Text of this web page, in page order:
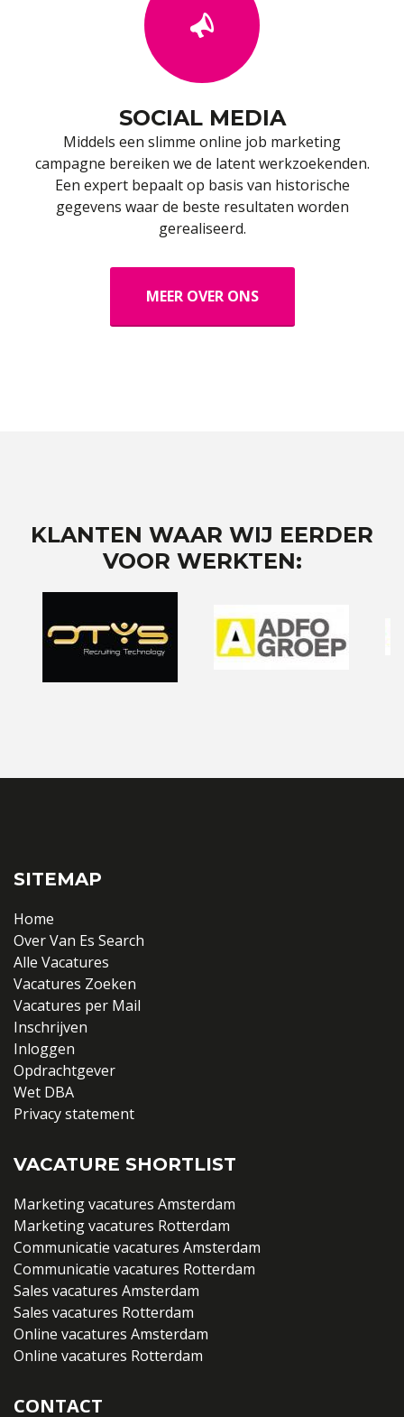
SOCIAL MEDIA
Middels een slimme online job marketing
campagne bereiken we de latent werkzoekenden.
Een expert bepaalt op basis van historische
gegevens waar de beste resultaten worden
gerealiseerd.
MEER OVER ONS
KLANTEN WAAR WIJ EERDER
VOOR WERKTEN:
SITEMAP
Home
Over Van Es Search
Alle Vacatures
Vacatures Zoeken
Vacatures per Mail
Inschrijven
Inloggen
Opdrachtgever
Wet DBA
Privacy statement
VACATURE SHORTLIST
Marketing vacatures Amsterdam
Marketing vacatures Rotterdam
Communicatie vacatures Amsterdam
Communicatie vacatures Rotterdam
Sales vacatures Amsterdam
Sales vacatures Rotterdam
Online vacatures Amsterdam
Online vacatures Rotterdam
CONTACT